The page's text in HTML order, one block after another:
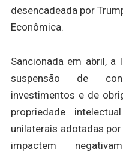
desencadeada por
Econômica.
Sancionada em abril, a
suspensão de
investimentos e de
propriedade
unilaterais adotadas
impactem